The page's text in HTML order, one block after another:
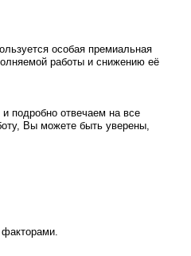
особая премиальная
работы и снижению её
подробно отвечаем на все
Вы можете быть уверены,